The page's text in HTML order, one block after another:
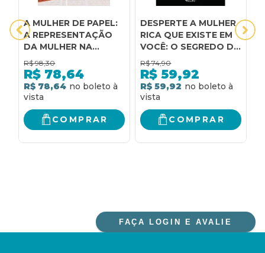
A MULHER DE PAPEL:
A REPRESENTAÇÃO
DA MULHER NA
IMPRENSA FEMININA
BRASILEIRA
R$ 98,30
R$ 78,64
R$ 78,64
COMPRAR
DESPERTE A MULHER
RICA QUE EXISTE EM
VOCÊ: O SEGREDO DA
MULHER QUE TROUXE
PROSPERIDADE E
RIQUEZA PARA MAIS
DE 37 MIL MULHERES
R$ 74,90
R$ 59,92
R$ 59,92
COMPRAR
FAÇA LOGIN E AVALIE